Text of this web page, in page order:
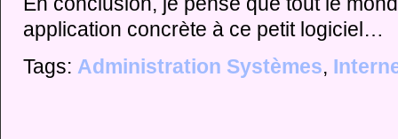
application concrète à ce petit logiciel…
Tags: Administration Systèmes,